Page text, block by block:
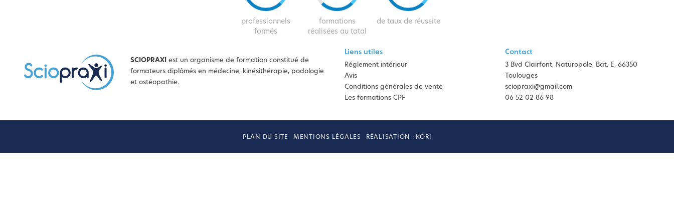
professionnels
formés
formations
réalisées au total
de taux de réussite
SCIOPRAXI
est un organisme de formation constitué de
formateurs diplômés en médecine, kinésithérapie, podologie
et ostéopathie.
Liens utiles
Réglement intérieur
Avis
Conditions générales de vente
Les formations CPF
Contact
3 Bvd Clairfont, Naturopole, Bat. E, 66350
Toulouges
sciopraxi@gmail.com
06 52 02 86 98
PLAN DU SITE MENTIONS LÉGALES RÉALISATION : KORI